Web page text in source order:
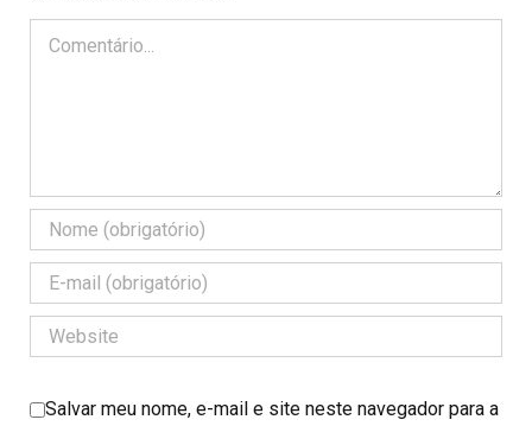
Comentário
Salvar meu nome, e-mail e site neste navegador para a